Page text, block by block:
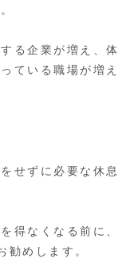
る企業が増え、体
ている職場が増え
せずに必要な休息
得なくなる前に、
勧めします。